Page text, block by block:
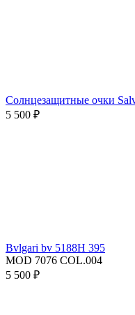
Солнцезащитные очки
5 500 ₽
Bvlgari bv 5188H 395
MOD 7076 COL.004
5 500 ₽